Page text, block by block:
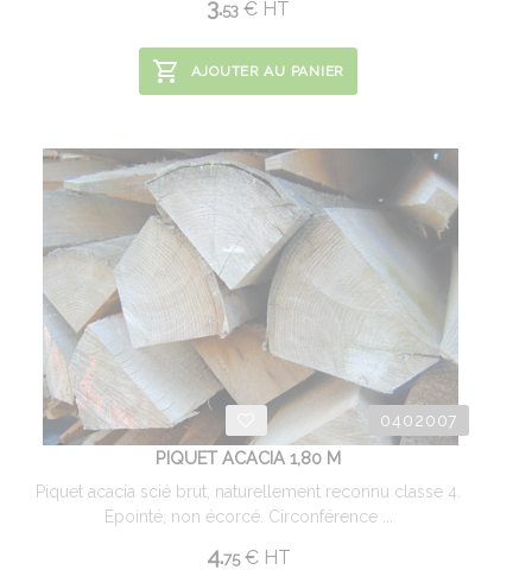
3.53 € HT
AJOUTER AU PANIER
0402007
PIQUET ACACIA 1,80 M
Piquet acacia scié brut, naturellement reconnu classe 4.
Epointé, non écorcé. Circonférence ...
4.75 €HT